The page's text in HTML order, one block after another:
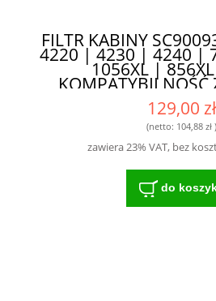
FILTR KABINY
4220 | 4230 | 4240 |
1056XL |
KOMPATYBILNOŚĆ
MODELAMI
129,00 zł
(netto: 104,88 zł)
zawiera 23% VAT, bez
do